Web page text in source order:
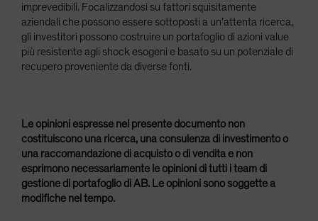
imprevedibili. Focalizzandosi su fattori squisitamente
aziendali che possono essere sottoposti a un’attenta ricerca,
gli investitori possono costruire un portafoglio di azioni value
più resistente agli shock esogeni e basato su un potenziale di
recupero proveniente da diverse fonti.
Le opinioni espresse nel presente documento non
costituiscono una ricerca, una consulenza di investimento o
una raccomandazione di acquisto o di vendita e non
esprimono necessariamente le opinioni di tutti i team di
gestione di portafoglio di AB. Le opinioni sono soggette a
modifiche nel tempo.